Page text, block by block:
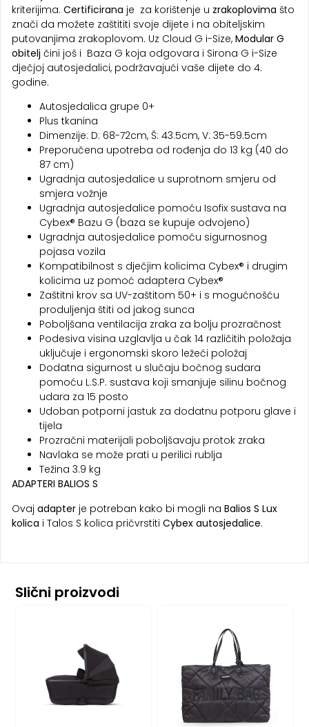
kriterijima. Certificirana je za korištenje u zrakoplovima što
znači da možete zaštititi svoje dijete i na obiteljskim
putovanjima zrakoplovom. Uz Cloud G i-Size, Modular G
obitelj čini još i Baza G koja odgovara i Sirona G i-Size
dječjoj autosjedalici, podržavajući vaše dijete do 4.
godine.
Autosjedalica grupe 0+
Plus tkanina
Dimenzije: D: 68-72cm, Š: 43.5cm, V: 35-59.5cm
Preporučena upotreba od rođenja do 13 kg (40 do
87 cm)
Ugradnja autosjedalice u suprotnom smjeru od
smjera vožnje
Ugradnja autosjedalice pomoću Isofix sustava na
Cybex® Bazu G (baza se kupuje odvojeno)
Ugradnja autosjedalice pomoću sigurnosnog
pojasa vozila
Kompatibilnost s dječjim kolicima Cybex® i drugim
kolicima uz pomoć adaptera Cybex®
Zaštitni krov sa UV-zaštitom 50+ i s mogućnošću
produljenja štiti od jakog sunca
Poboljšana ventilacija zraka za bolju prozračnost
Podesiva visina uzglavlja u čak 14 različitih položaja
uključuje i ergonomski skoro ležeći položaj
Dodatna sigurnost u slučaju bočnog sudara
pomoću L.S.P. sustava koji smanjuje silinu bočnog
udara za 15 posto
Udoban potporni jastuk za dodatnu potporu glave i
tijela
Prozračni materijali poboljšavaju protok zraka
Navlaka se može prati u perilici rublja
Težina 3.9 kg
ADAPTERI BALIOS S
Ovaj adapter je potreban kako bi mogli na Balios S Lux
kolica i Talos S kolica pričvrstiti Cybex autosjedalice.
Slični proizvodi